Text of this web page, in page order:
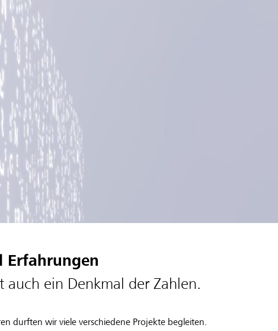
Erfahrungen
auch ein Denkmal der Zahlen.
durften wir viele verschiedene Projekte begleiten.